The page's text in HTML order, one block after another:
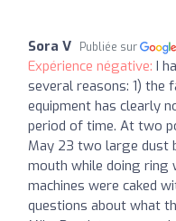
Sora V Publiée sur
Expérience négative: I
several reasons: 1) the
equipment has clearly
period of time. At two
May 23 two large dust
mouth while doing ring
machines were caked
questions about what